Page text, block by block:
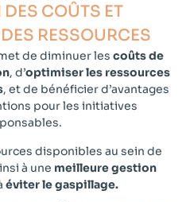
COÛTS ET
RESSOURCES​
de diminuer les coûts de
, d’optimiser les ressources
, et de bénéficier d’avantages
pour les initiatives
disponibles au sein de
à une meilleure gestion
éviter le gaspillage.